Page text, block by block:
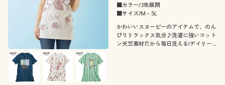
■カラー/3色展開
■サイズ/M～5L
かわいいスヌーピーのアイテムで、のん
びりリラックス気分♪洗濯に強いコット
ン天竺素材だから毎日洗える!デイリー